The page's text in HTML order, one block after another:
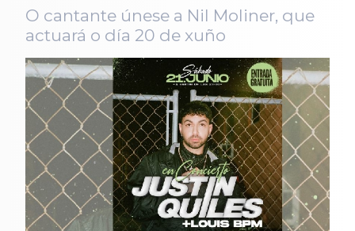
O cantante únese a Nil Moliner, que
actuará o día 20 de xuño